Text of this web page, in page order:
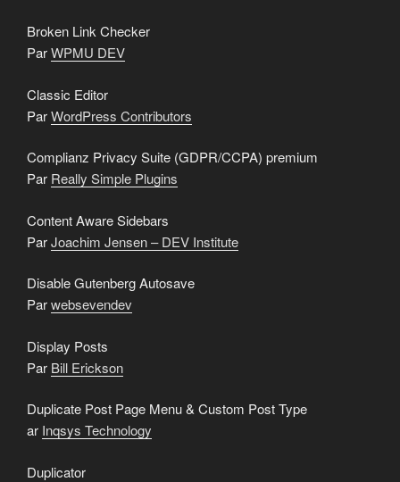
Broken Link Checker
ParWPMU DEV
Classic Editor
ParWordPress Contributors
Complianz Privacy Suite (GDPR/CCPA) premium
Par Really Simple Plugins
Content Aware Sidebars
ParJoachim Jensen – DEV Institute
Disable Gutenberg Autosave
Parwebsevendev
Display Posts
Par Bill Erickson
Duplicate Post Page Menu & Custom Post Type
ar Inqsys Technology
Duplicator